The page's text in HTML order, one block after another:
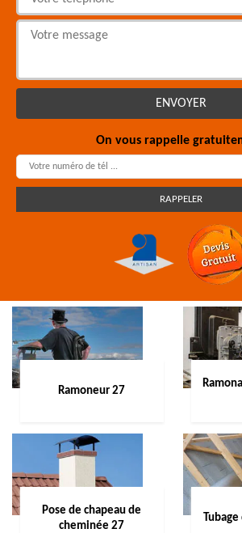
On vous rappelle
Ramoneur 27
Pose de chapeau de
cheminée 27